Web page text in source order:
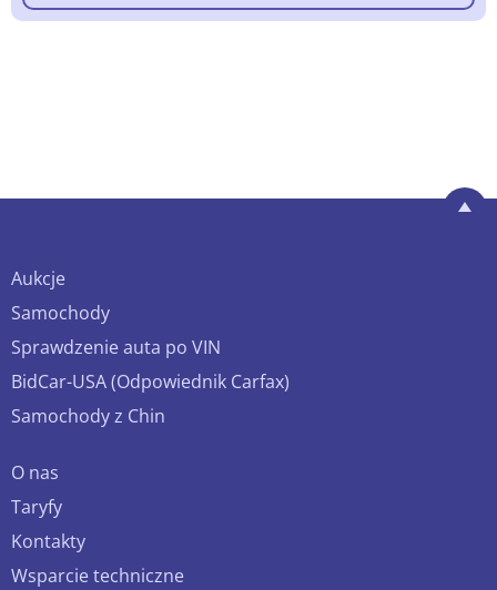
Aukcje
Samochody
Sprawdzenie auta po VIN
BidCar-USA (Odpowiednik Carfax)
Samochody z Chin
O nas
Taryfy
Kontakty
Wsparcie techniczne